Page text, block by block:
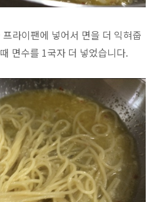
라이팬에 넣어서 면을 더 익혀줍
면수를 1국자 더 넣었습니다.